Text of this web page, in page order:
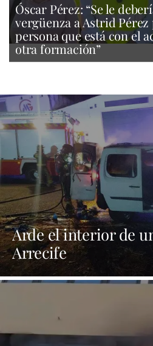
Óscar Pérez: “Se le
vergüenza a Astrid
persona que está con el
otra formación”
Arde el interior de
Arrecife